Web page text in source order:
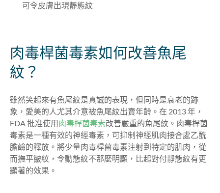
可令皮膚出現靜態紋
肉毒桿菌毒素如何改善魚尾
紋？
雖然笑起來有魚尾紋是真誠的表現，但同時是衰老的跡
象，愛美的人尤其介意被魚尾紋出賣年齡。在 2013 年，
FDA 批准使用肉毒桿菌毒素改善嚴重的魚尾紋。肉毒桿菌
毒素是一種有效的神經毒素，可抑制神經肌肉接合處乙酰
膽鹼的釋放。將少量肉毒桿菌毒素注射到特定的肌肉，從
而撫平皺紋，令動態紋不那麼明顯，比起對付靜態紋有更
顯著的效果。